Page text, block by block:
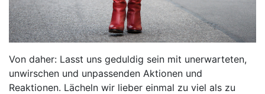
Von daher: Lasst uns geduldig sein mit unerwarteten,
unwirschen und unpassenden Aktionen und
Reaktionen. Lächeln wir lieber einmal zu viel als zu